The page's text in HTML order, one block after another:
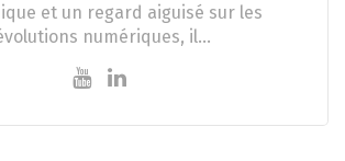
et un regard aiguisé sur les
numériques, il…